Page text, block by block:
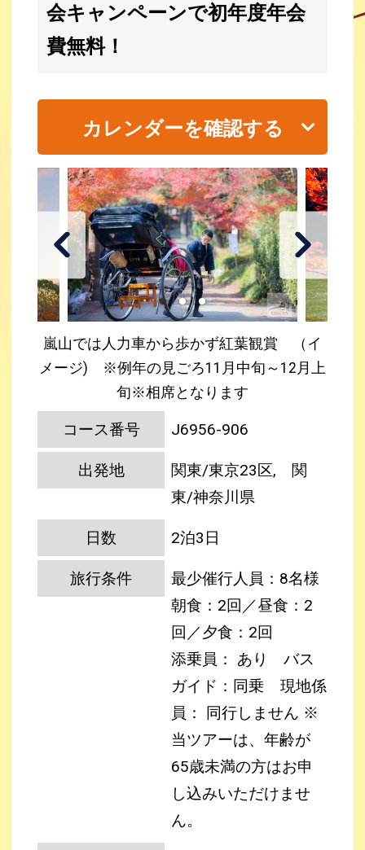
会キャンペーンで初年度年会
費無料！
カレンダーを確認する
嵐山では人力車から歩かず紅葉観賞 （イ
メージ) ※例年の見ごろ11月中旬～12月上
旬※相席となります
コース番号 J6956-906
出発地
関東/東京23区, 関
東/神奈川県
日数 2泊3日
旅行条件
最少催行人員：8名様
朝食：2回／昼食：2
回／夕食：2回
添乗員： あり バス
ガイド：同乗
現地係
員： 同行しません ※
当ツアーは、年齢が
65歳未満の方はお申
し込みいただけませ
ん。